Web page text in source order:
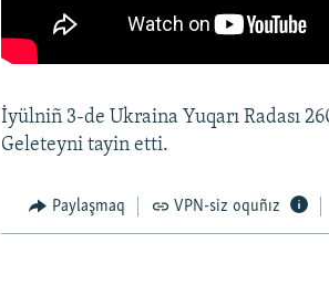
İyülniñ 3-de Ukraina Yuqarı Radası
Geleteyni tayin etti.
Paylaşmaq VPN-siz oquñız